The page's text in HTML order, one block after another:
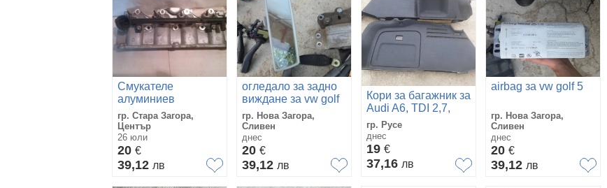
Смукателе
алуминиев
колектор с штуцери
, за Газов
инжекцион, на
РЕНО СЦЕНИК -2,0
i
гр. Стара Загора,
Център
26 юли
20 €
39,12 лв
огледало за задно
виждане за vw golf
5
гр. Нова Загора,
Сливен
днес
20 €
39,12 лв
Кори за багажник за
Audi A6, TDI 2,7,
2007 г.
гр. Русе
днес
19 €
37,16 лв
airbag за vw golf 5
гр. Нова Загора,
Сливен
днес
20 €
39,12 лв